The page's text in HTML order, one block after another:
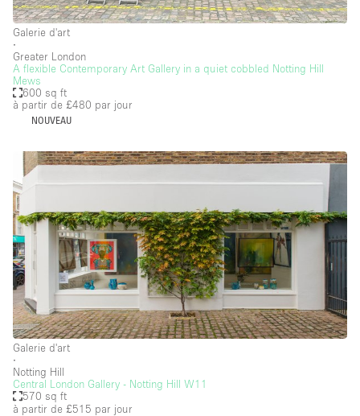
Galerie d'art
∙
Greater London
A flexible Contemporary Art Gallery in a quiet cobbled Notting Hill
Mews
600 sq ft
à partir de £480 par jour
NOUVEAU
Galerie d'art
∙
Notting Hill
Central London Gallery - Notting Hill W11
570 sq ft
à partir de £515 par jour